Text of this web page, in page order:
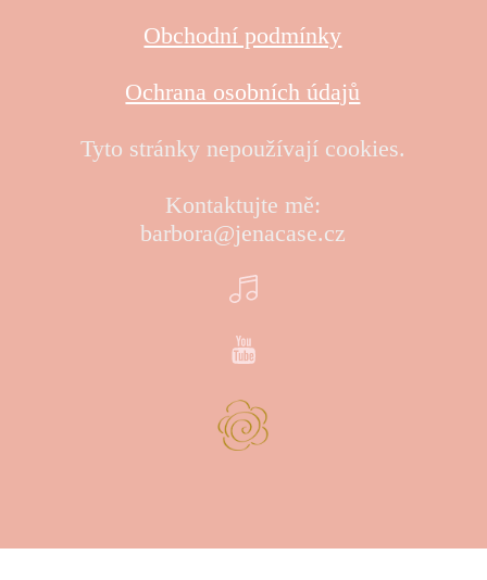
Obchodní podmínky
Ochrana osobních údajů
Tyto stránky nepoužívají cookies.
Kontaktujte mě:
barbora@jenacase.cz